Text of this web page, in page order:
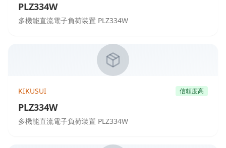
PLZ334W
多機能直流電子負荷装置 PLZ334W
KIKUSUI 信頼度高
PLZ334W
多機能直流電子負荷装置 PLZ334W